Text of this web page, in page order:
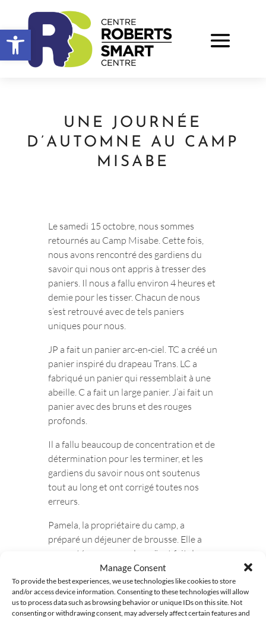
Ouvrir la barre d’outils
Manage Consent
To provide the best experiences, we use technologies like cookies to store
and/or access device information. Consenting to these technologies will allow
us to process data such as browsing behavior or unique IDs on this site. Not
consenting or withdrawing consent, may adversely affect certain features and
UNE JOURNÉE
D’AUTOMNE AU CAMP
MISABE
Le samedi 15 octobre, nous sommes
retournés au Camp Misabe. Cette fois,
nous avons rencontré des gardiens du
savoir qui nous ont appris à tresser des
paniers. Il nous a fallu environ 4 heures et
demie pour les tisser. Chacun de nous
s’est retrouvé avec de tels paniers
uniques pour nous.
JP a fait un panier arc-en-ciel. TC a créé un
panier inspiré du drapeau Trans. LC a
fabriqué un panier qui ressemblait à une
abeille. C a fait un large panier. J’ai fait un
panier avec des bruns et des rouges
profonds.
Il a fallu beaucoup de concentration et de
détermination pour les terminer, et les
gardiens du savoir nous ont soutenus
tout au long et ont corrigé toutes nos
erreurs.
Pamela, la propriétaire du camp, a
préparé un déjeuner de brousse. Elle a
concocté une soupe de maïs et fait du
Bannock, qu’elle a servi avec du sirop
d’érable fabriqué à partir des arbres qui
nous entourent. Elle nous a donné une
leçon sur la soupe de maïs et nous a